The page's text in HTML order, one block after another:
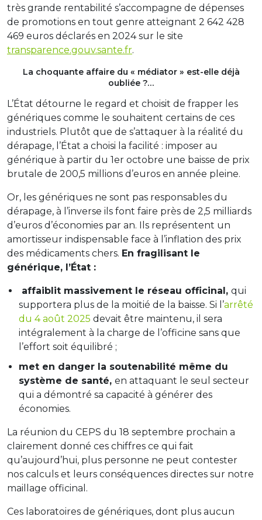
très grande rentabilité s’accompagne de dépenses
de promotions en tout genre atteignant 2 642 428
469 euros déclarés en 2024 sur le site
transparence.gouv.sante.fr.
La choquante affaire du « médiator » est-elle déjà
oubliée ?…
L’État détourne le regard et choisit de frapper les
génériques comme le souhaitent certains de ces
industriels. Plutôt que de s’attaquer à la réalité du
dérapage, l’État a choisi la facilité : imposer au
générique à partir du 1er octobre une baisse de prix
brutale de 200,5 millions d’euros en année pleine.
Or, les génériques ne sont pas responsables du
dérapage, à l’inverse ils font faire près de 2,5 milliards
d’euros d’économies par an. Ils représentent un
amortisseur indispensable face à l’inflation des prix
des médicaments chers. En fragilisant le
générique, l’État :
affaiblit massivement le réseau officinal, qui
supportera plus de la moitié de la baisse. Si l’arrêté
du 4 août 2025 devait être maintenu, il sera
intégralement à la charge de l’officine sans que
l’effort soit équilibré ;
met en danger la soutenabilité même du
système de santé, en attaquant le seul secteur
qui a démontré sa capacité à générer des
économies.
La réunion du CEPS du 18 septembre prochain a
clairement donné ces chiffres ce qui fait
qu’aujourd’hui, plus personne ne peut contester
nos calculs et leurs conséquences directes sur notre
maillage officinal.
Ces laboratoires de génériques, dont plus aucun